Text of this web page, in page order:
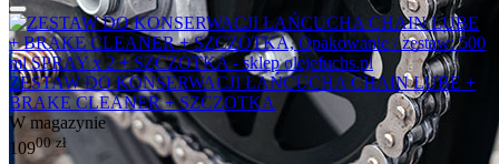
ZESTAW DO KONSERWACJI ŁAŃCUCHA CHAIN LUBE +
BRAKE CLEANER + SZCZOTKA
W magazynie
10900 zł